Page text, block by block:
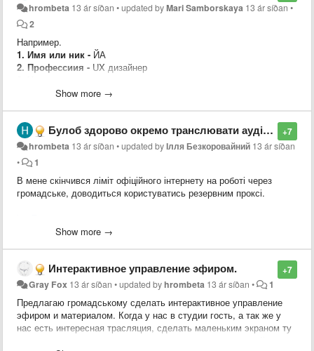
hrombeta 13 ár síðan •updated byMari Samborskaya 13 ár síðan •
2
Например.
1. Имя или ник - ЙА
2. Профессиия - UX дизайнер
дизайнера, от создании концепции и её проверки до её
время и дни недели -1 час в будни и 2 часа в выходные дни
----------------------------------------------
Шаблон:
1. Имя или ник -
2. Профессиия -
3. Чем хотите помочь -
Show more →
+7
Булоб здорово окремо транслювати аудіострім.
hrombeta 13 ár síðan •updated byІлля Безкоровайний 13 ár síðan
•
1
В мене скінчився ліміт офіційного інтернету на роботі через
громадське, доводиться користуватись резервним проксі.
Show more →
+7
Интерактивное управление эфиром.
Gray Fox 13 ár síðan •updated byhrombeta 13 ár síðan • 1
Предлагаю громадському сделать интерактивное управление
эфиром и материалом. Когда у нас в студии гость, а так же у
нас есть интересная трасляция, сделать маленьким экраном ту